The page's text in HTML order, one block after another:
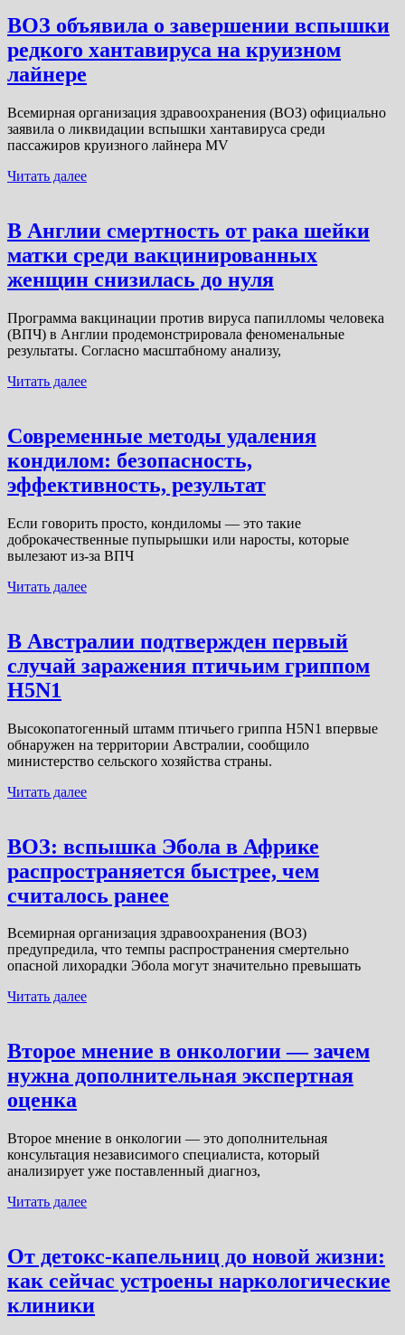
ВОЗ объявила о завершении вспышки
редкого хантавируса на круизном
лайнере
Всемирная организация здравоохранения (ВОЗ) официально
заявила о ликвидации вспышки хантавируса среди
пассажиров круизного лайнера MV
Читать далее
В Англии смертность от рака шейки
матки среди вакцинированных
женщин снизилась до нуля
Программа вакцинации против вируса папилломы человека
(ВПЧ) в Англии продемонстрировала феноменальные
результаты. Согласно масштабному анализу,
Читать далее
Современные методы удаления
кондилом: безопасность,
эффективность, результат
Если говорить просто, кондиломы — это такие
доброкачественные пупырышки или наросты, которые
вылезают из-за ВПЧ
Читать далее
В Австралии подтвержден первый
случай заражения птичьим гриппом
H5N1
Высокопатогенный штамм птичьего гриппа H5N1 впервые
обнаружен на территории Австралии, сообщило
министерство сельского хозяйства страны.
Читать далее
ВОЗ: вспышка Эбола в Африке
распространяется быстрее, чем
считалось ранее
Всемирная организация здравоохранения (ВОЗ)
предупредила, что темпы распространения смертельно
опасной лихорадки Эбола могут значительно превышать
Читать далее
Второе мнение в онкологии — зачем
нужна дополнительная экспертная
оценка
Второе мнение в онкологии — это дополнительная
консультация независимого специалиста, который
анализирует уже поставленный диагноз,
Читать далее
От детокс-капельниц до новой жизни:
как сейчас устроены наркологические
клиники